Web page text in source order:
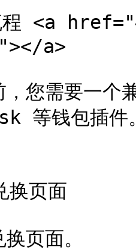
流程 <a
a>
，您需要一个
等钱包插
页面
页面。